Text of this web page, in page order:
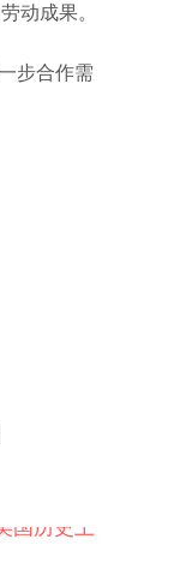
动成果。
步合作需